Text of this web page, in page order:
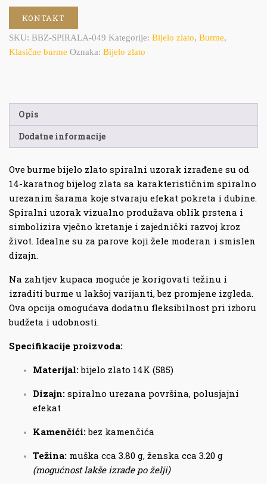
KONTAKT
SKU: BBZ-SPIRALA-049 Kategorije: Bijelo zlato, Burme,
Klasične burme Oznaka: Bijelo zlato
Opis
Dodatne informacije
Ove burme bijelo zlato spiralni uzorak izrađene su od
14-karatnog bijelog zlata sa karakterističnim spiralno
urezanim šarama koje stvaraju efekat pokreta i dubine.
Spiralni uzorak vizualno produžava oblik prstena i
simbolizira vječno kretanje i zajednički razvoj kroz
život. Idealne su za parove koji žele moderan i smislen
dizajn.
Na zahtjev kupaca moguće je korigovati težinu i
izraditi burme u lakšoj varijanti, bez promjene izgleda.
Ova opcija omogućava dodatnu fleksibilnost pri izboru
budžeta i udobnosti.
Specifikacije proizvoda:
Materijal:bijelo zlato 14K (585)
Dizajn: spiralno urezana površina, polusjajni
efekat
Kamenčići:bez kamenčića
Težina: muška cca 3.80 g, ženska cca 3.20 g
(mogućnost lakše izrade po želji)